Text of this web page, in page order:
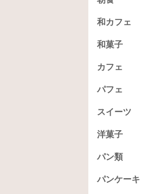
和カフェ
和菓子
カフェ
パフェ
スイーツ
洋菓子
パン類
パンケーキ